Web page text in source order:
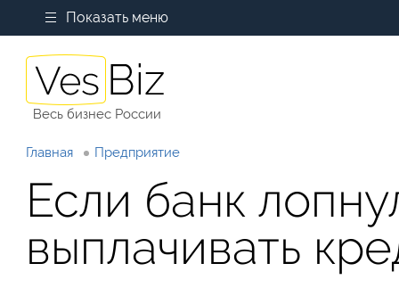
Показать меню
Весь бизнес России
Главная Предприятие
Если банк
выплачивать